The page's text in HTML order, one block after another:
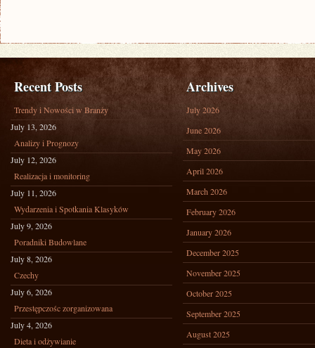
Recent Posts
Trendy i Nowości w Branży
July 13, 2026
Analizy i Prognozy
July 12, 2026
Realizacja i monitoring
July 11, 2026
Wydarzenia i Spotkania Klasyków
July 9, 2026
Poradniki Budowlane
July 8, 2026
Czechy
July 6, 2026
Przestępczośc zorganizowana
July 4, 2026
Dieta i odżywianie
Archives
July 2026
June 2026
May 2026
April 2026
March 2026
February 2026
January 2026
December 2025
November 2025
October 2025
September 2025
August 2025